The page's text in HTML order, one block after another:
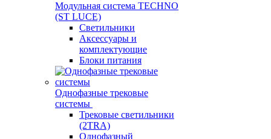
Модульная система TECHNO
(ST LUCE)
Светильники
Аксессуары и
комплектующие
Блоки питания
Однофазные трековые
системы
Трековые светильники
(2TRA)
Однофазный